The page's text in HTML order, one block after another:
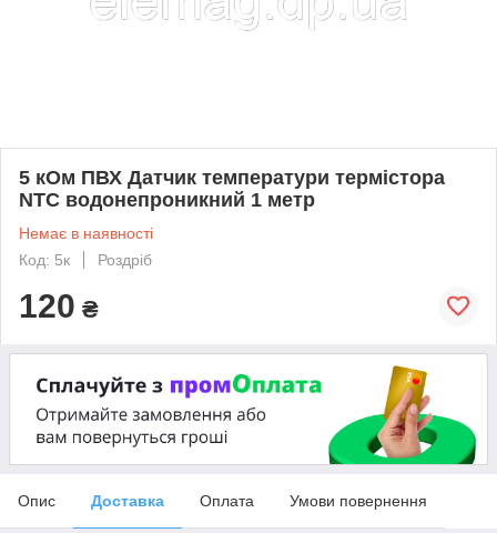
5 кОм ПВХ Датчик температури термістора
NTC водонепроникний 1 метр
Немає в наявності
Код: 5к
Роздріб
120 ₴
Опис Доставка Оплата Умови повернення